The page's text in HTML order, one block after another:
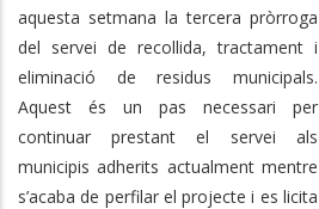
aquesta setmana la tercera pròrroga
del servei de recollida, tractament i
eliminació de residus municipals.
Aquest és un pas necessari per
continuar prestant el servei als
municipis adherits actualment mentre
s’acaba de perfilar el projecte i es licita